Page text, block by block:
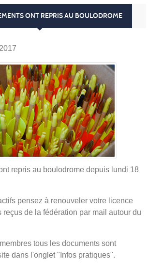
ONT REPRIS AU BOULODROME
repris au boulodrome depuis lundi 18
pensez à renouveler votre licence
reçus de la fédération par mail autour du
tous les documents sont
dans l'onglet "Infos pratiques".